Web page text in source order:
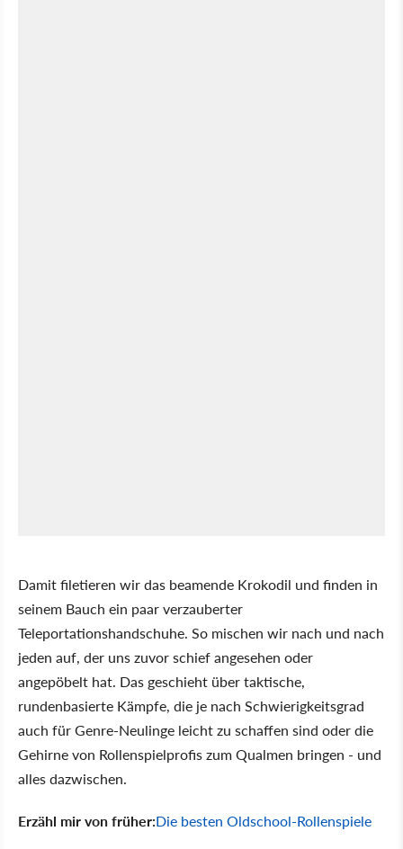
Damit filetieren wir das beamende Krokodil und finden in
seinem Bauch ein paar verzauberter
Teleportationshandschuhe. So mischen wir nach und nach
jeden auf, der uns zuvor schief angesehen oder
angepöbelt hat. Das geschieht über taktische,
rundenbasierte Kämpfe, die je nach Schwierigkeitsgrad
auch für Genre-Neulinge leicht zu schaffen sind oder die
Gehirne von Rollenspielprofis zum Qualmen bringen - und
alles dazwischen.
Erzähl mir von früher:Die besten Oldschool-Rollenspiele